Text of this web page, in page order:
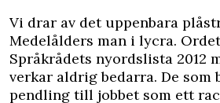
Vi drar av det uppenbara
Medelålders man i lycra.
Språkrådets nyordslista 2012
verkar aldrig bedarra. De som
pendling till jobbet som ett